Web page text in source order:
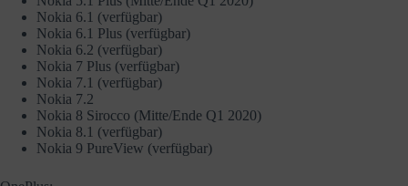
Nokia 6.1 (verfügbar)
Nokia 6.1 Plus (verfügbar)
Nokia 6.2 (verfügbar)
Nokia 7 Plus (verfügbar)
Nokia 7.1 (verfügbar)
Nokia 7.2
Nokia 8 Sirocco (Mitte/Ende Q1 2020)
Nokia 8.1 (verfügbar)
Nokia 9 PureView (verfügbar)